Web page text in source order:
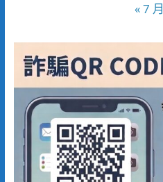
« 7 月